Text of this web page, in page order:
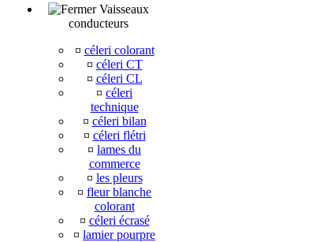
Vaisseaux
conducteurs
¤ céleri colorant
¤ céleri CT
¤ céleri CL
¤ céleri
technique
¤ céleri bilan
¤ céleri flétri
¤ lames du
commerce
¤ les pleurs
¤ fleur blanche
colorant
¤ céleri écrasé
¤ lamier pourpre